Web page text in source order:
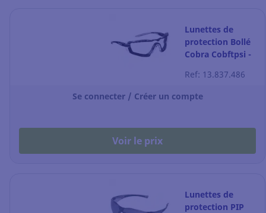
Lunettes de
protection Bollé
Cobra Cobftpsi -
Ref: 13.837.486
Se connecter / Créer un compte
Voir le prix
Lunettes de
protection PIP